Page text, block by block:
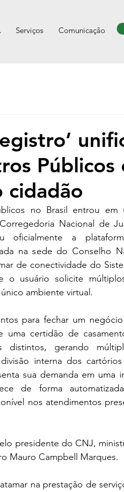
Serviços Comunicação
Públicos
cidadão
no Brasil entrou em
Nacional de
oficialmente a
na sede do Conselho
de conectividade do
o usuário solicite
ambiente virtual.
para fechar um
uma certidão de
distintos, gerando
interna dos
sua demanda em uma
de forma
nos atendimentos
presidente do CNJ,
Mauro Campbell Marques.
na prestação de